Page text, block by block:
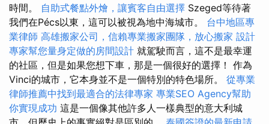
時間。 自助式餐點外燴，讓賓客自由選擇 Szeged等待著
我們在Pécs以東，這可以被視為地中海城市。 台中地區專
業律師 高雄搬家公司，信賴專業搬家團隊，放心搬家 設計
專家幫您量身定做的房間設計 就駕駛而言，這不是最幸運
的社區，但是如果您想下車，那是一個很好的選擇！ 作為
Vinci的城市，它本身並不是一個特別的特色場所。 從專業
律師推薦中找到最適合的法律專家 專業SEO Agency幫助
你實現成功 這是一個像其他許多人一樣典型的意大利城